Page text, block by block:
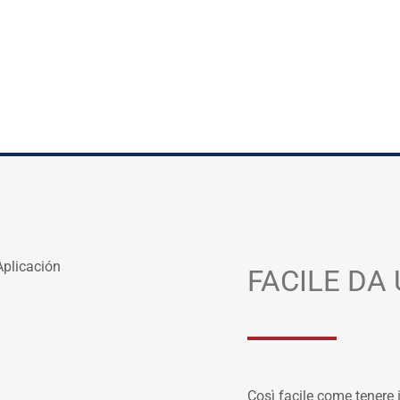
FACILE DA
Così facile come tenere